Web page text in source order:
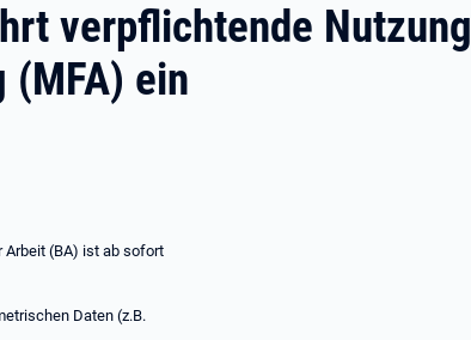
verpflichtende Nutzung
ein
Arbeit (BA) ist ab sofort
Daten (z.B.